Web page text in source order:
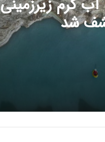
گرم زیرزمینی
شد